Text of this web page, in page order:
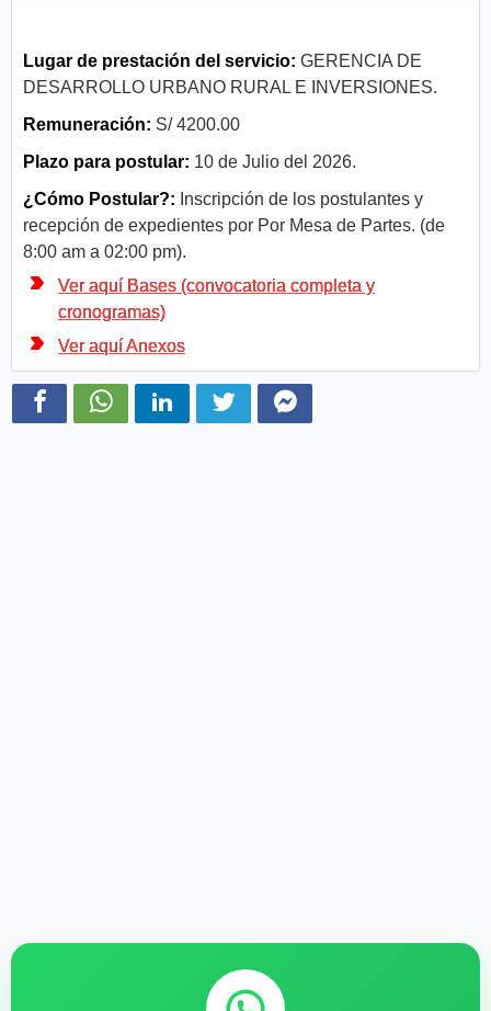
Lugar de prestación del servicio: GERENCIA DE
DESARROLLO URBANO RURAL E INVERSIONES.
Remuneración: S/ 4200.00
Plazo para postular: 10 de Julio del 2026.
¿Cómo Postular?: Inscripción de los postulantes y
recepción de expedientes por Por Mesa de Partes. (de
8:00 am a 02:00 pm).
Ver aquí Bases (convocatoria completa y
cronogramas)
Ver aquí Anexos